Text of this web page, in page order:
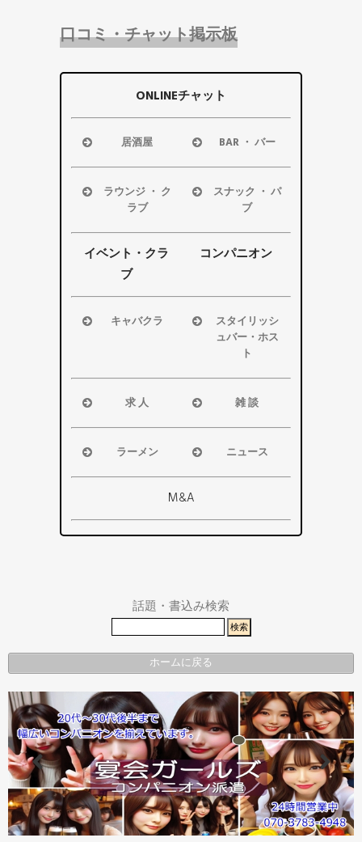
口コミ・チャット掲示板
ONLINEチャット
居酒屋
浜松市
磐田市
袋井市
掛川市
その他エリ
ア
BAR ・ バー
浜松市
磐田市
袋井市
掛川市
その他エリ
ラウンジ ・ ク
ラブ
浜松市
磐田市
袋井市
掛川市
その他エリ
スナック ・ パ
ブ
浜松市
磐田市
掛川市
その他エリ
ア
イベント・クラ
ブ
コンパニオン
キャバクラ
掛川市
その他エリ
ア
スタイリッシ
ュバー・ホス
ト
浜松市
磐田市・袋
その他エリ
ア
求 人
浜松市
磐田市
ア
雑 談
浜松市
磐田市
ラーメン
浜松市
袋井市
掛川市
ニュース
浜松市・磐
袋井市・掛
川市
M&A
話題・書込み検索
ホームに戻る